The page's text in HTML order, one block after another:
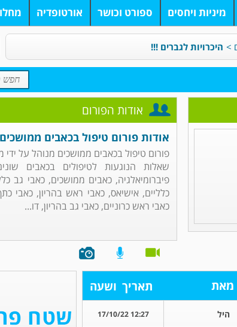
מיניות ויחסים ספורט וכושר אורטופדיה
> היכרויות לגברים !!!
אודות הפורום
אודות פורום טיפול בכאבים ממושכים
פורום טיפול בכאבים ממושכים מנוהל על
שאלות הנוגעות לטיפולים בכאבים
פיברומיאלגיה, כאבים ממושכים, כאבי גב
כלליים, אישיאס, כאבי ראש בהריון, כאבי
כאבי ראש כרוניים, כאבי גב בהריון, דו...
מאת תאריך ושעה
היל 12:27 17/10/22